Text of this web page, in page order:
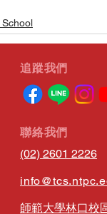
​追蹤我們
​聯絡我們
(02) 2601 2226
師範大學林口校